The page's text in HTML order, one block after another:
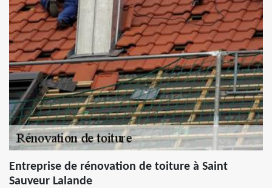
Entreprise de rénovation de toiture à Saint
Sauveur Lalande